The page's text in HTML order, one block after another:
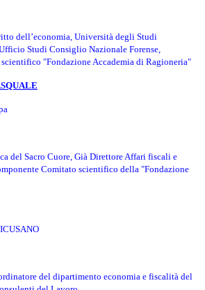
dell’economia, Università degli Studi
Studi Consiglio Nazionale Forense,
"Fondazione Accademia di Ragioneria"
del Sacro Cuore, Già Direttore Affari fiscali e
Comitato scientifico della "Fondazione
del dipartimento economia e fiscalità del